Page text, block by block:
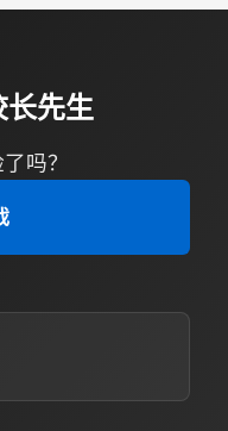
长先生
吗？